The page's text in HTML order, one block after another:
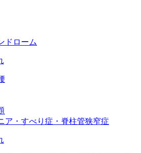
ドローム
ア・すべり症・脊柱管狭窄症